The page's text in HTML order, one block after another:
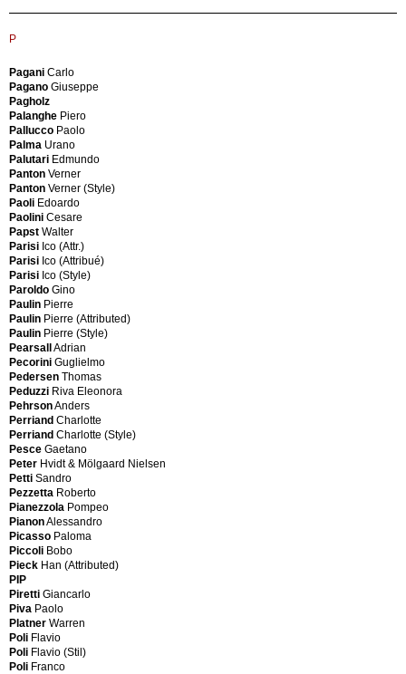
Martin
Freymond
Andrée
Fribytter
Ake
Frigerio
Giovanni
Frigerio
Luciano
Fronzoni
A.
G.
Fukuoh
Hirozi
G
G.C.M.E.
Gabetti
&
Isola
Gabetti
Roberto
Gabriel
Henry
Gallinaro
Gambone
Guido
Gardella
Ignazio
Gardella
Ignazio
(Attribué)
Ignazio
(Style)
Gardelle
Michel
Gatta
Møbler
Jean
Derval
Vallauris
Jean
Dervall
Jemma
Jeppesen
Jie
Gantofta
JOC
JOC
Möbler
Johannes
Hansen
John
Stuart
Inc.
Johnson
Bros
Junghans
Jürg
Bally
Zürich
JVC
K
Kalmar
Atelier
Kalmar
Inc.
Kandem
Kandya
Karl
Andersson
&
Sons
Karl
P
Pagani Carlo
Pagano Giuseppe
Pagholz
Palanghe Piero
Pallucco Paolo
Palma Urano
Palutari Edmundo
Panton Verner
Panton Verner (Style)
Paoli Edoardo
Paolini Cesare
Papst Walter
Parisi Ico (Attr.)
Parisi Ico (Attribué)
Parisi Ico (Style)
Paroldo Gino
Paulin Pierre
Paulin Pierre (Attributed)
Paulin Pierre (Style)
PearsallAdrian
Pecorini Guglielmo
Pedersen Thomas
Peduzzi Riva Eleonora
PehrsonAnders
Perriand Charlotte
Perriand Charlotte (Style)
Pesce Gaetano
Peter Hvidt & Mölgaard Nielsen
Petti Sandro
Pezzetta Roberto
Pianezzola Pompeo
PianonAlessandro
Picasso Paloma
Piccoli Bobo
Pieck Han (Attributed)
PIP
Piretti Giancarlo
Piva Paolo
Platner Warren
Poli Flavio
Poli Flavio (Stil)
Poli Franco